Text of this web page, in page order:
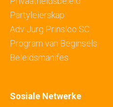
Partyleierskap
Adv Jurg Prinsloo SC
Program van Beginsels
Beleidsmanifes
Sosiale Netwerke